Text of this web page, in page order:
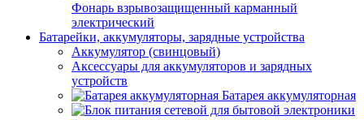
Фонарь взрывозащищенный карманный
электрический
Батарейки, аккумуляторы, зарядные устройства
Аккумулятор (свинцовый)
Аксессуары для аккумуляторов и зарядных
устройств
Батарея аккумуляторная